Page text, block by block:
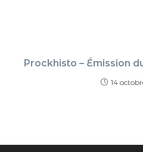
Prockhisto – Émission
14